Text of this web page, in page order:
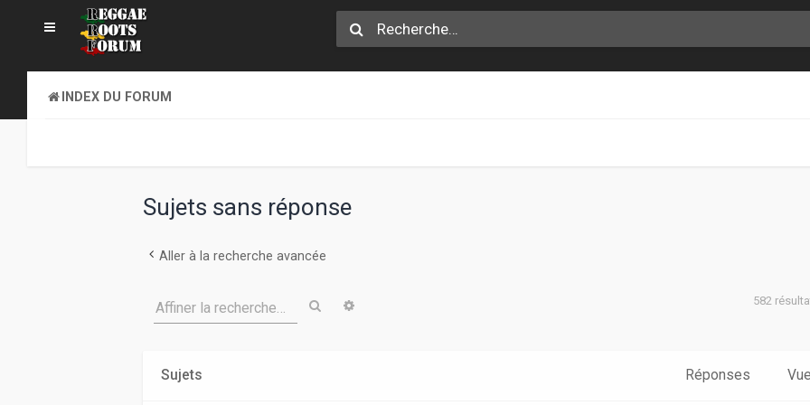
INDEX DU FORUM
Sujets sans réponse
Aller à la recherche avancée
Affiner la recherche… Rechercher 582
Sujets Réponses